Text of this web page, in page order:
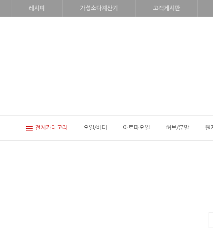
레시피 가성소다계산기 고객게시판
전체카테고리 오일/버터 아로마오일 허브/분말 원